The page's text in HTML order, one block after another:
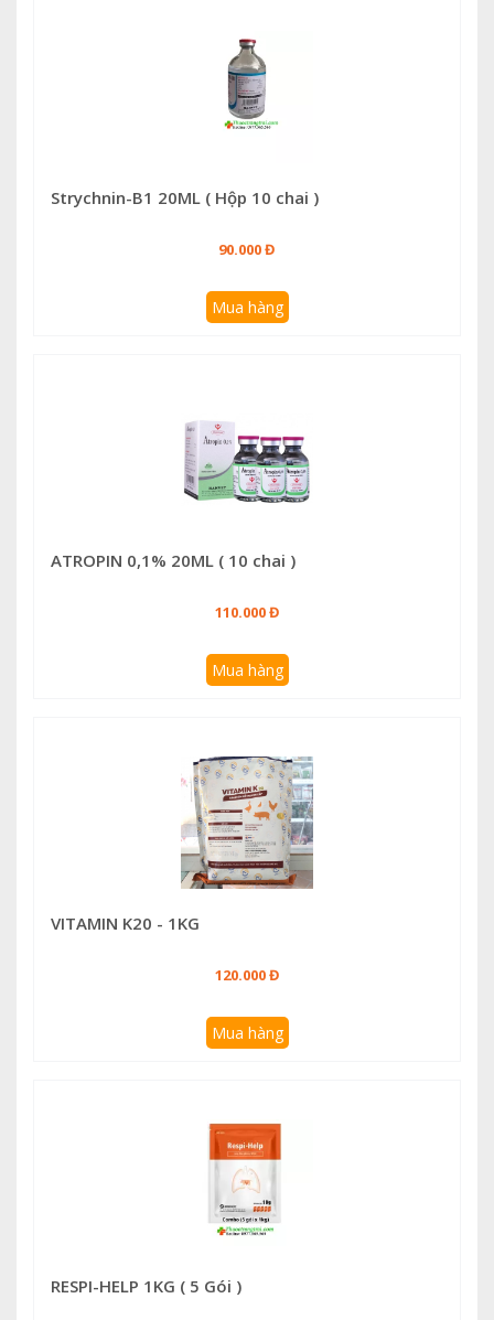
Strychnin-B1 20ML ( Hộp 10 chai )
90.000 Đ
Mua hàng
ATROPIN 0,1% 20ML ( 10 chai )
110.000 Đ
Mua hàng
VITAMIN K20 - 1KG
120.000 Đ
Mua hàng
RESPI-HELP 1KG ( 5 Gói )